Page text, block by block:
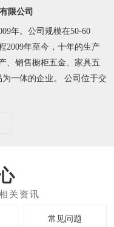
限公司
年。公司规模在50-60
2009年至今，十年的生产
、销售橱柜五金、家具五
一体的企业。 公司位于交
常见问题